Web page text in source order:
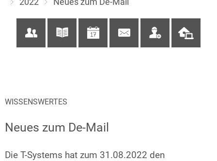
WISSENSWERTES
Neues zum De-Mail
Die T-Systems hat zum 31.08.2022 den